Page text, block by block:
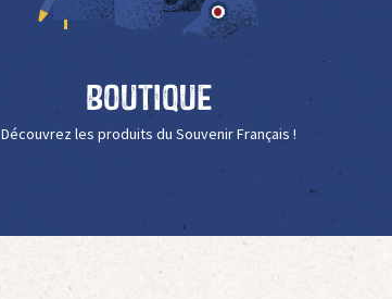
Boutique
Découvrez les produits du Souvenir Français !